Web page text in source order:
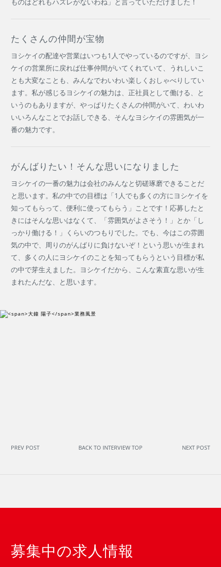
たくさんの仲間が宝物
ヨシケイの配達や営業はいつも1人でやっているのですが、ヨシ
ケイの営業所に戻れば仕事仲間がいてくれていて、うれしいこ
とも大変なことも、みんなでわいわい楽しくおしゃべりしてい
ます。私が感じるヨシケイの魅力は、正社員として働ける、と
いうのもありますが、やっぱりたくさんの仲間がいて、わいわ
いいろんなことでお話しできる、そんなヨシケイの雰囲気が一
番の魅力です。
がんばりたい！そんな思いになりました
ヨシケイの一番の魅力は会社のみんなと切磋琢磨できることだ
と思います。私の中での目標は「1人でも多くの方にヨシケイを
知ってもらって、便利に使ってもらう」ことです！応募したと
きにはそんな思いはなくて、「雰囲気がよさそう！」とか「し
っかり働ける！」くらいのつもりでした。でも、今はこの雰囲
気の中で、周りのがんばりに負けないぞ！という思いが生まれ
て、多くの人にヨシケイのことを知ってもらうという目標が私
の中で芽生えました。ヨシケイだから、こんな素直な思いが生
まれたんだな、と思います。
PREV POST BACK TO INTERVIEW TOP NEXT POST
募集中の求人情報